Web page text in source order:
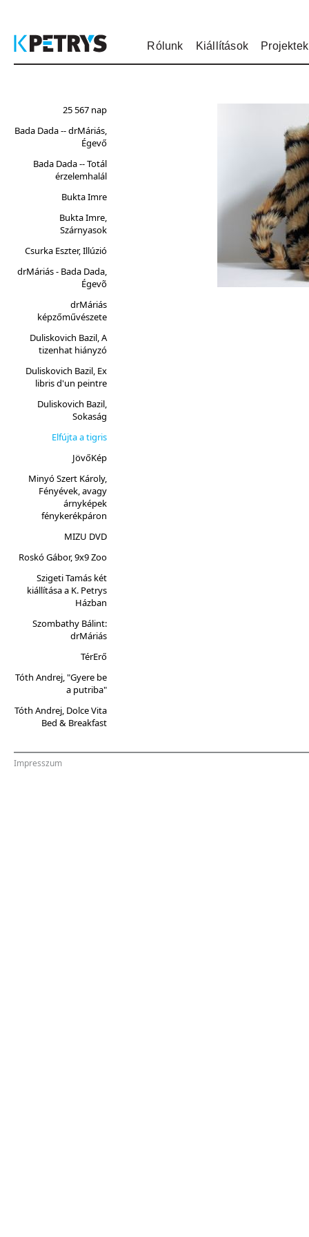
Rólunk Kiállítások Projektek
25 567 nap
Bada Dada -- drMáriás,
Égevő
Bada Dada -- Totál
érzelemhalál
Bukta Imre
Bukta Imre,
Szárnyasok
Csurka Eszter, Illúzió
drMáriás - Bada Dada,
Égevõ
drMáriás
képzőművészete
Duliskovich Bazil, A
tizenhat hiányzó
Duliskovich Bazil, Ex
libris d'un peintre
Duliskovich Bazil,
Sokaság
Elfújta a tigris
JövőKép
Minyó Szert Károly,
Fényévek, avagy
árnyképek
fénykerékpáron
MIZU DVD
Roskó Gábor, 9x9 Zoo
Szigeti Tamás két
kiállítása a K. Petrys
Házban
Szombathy Bálint:
drMáriás
TérErő
Tóth Andrej, "Gyere be
a putriba"
Tóth Andrej, Dolce Vita
Bed & Breakfast
Impresszum